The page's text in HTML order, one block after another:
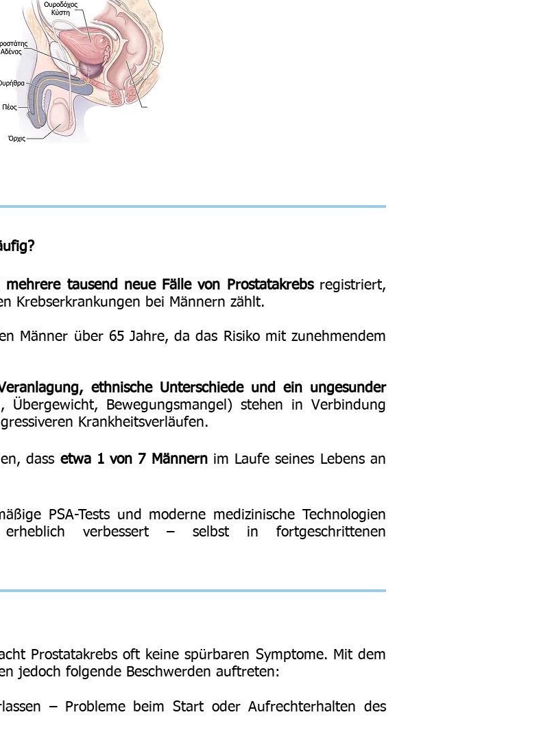
mehrere tausend neue Fälle von Prostatakrebsregistriert,
Krebserkrankungen bei Männern zählt.
Männer über 65 Jahre, da das Risiko mit zunehmendem
ethnische Unterschiede und ein ungesunder
Übergewicht, Bewegungsmangel) stehen in Verbindung
Krankheitsverläufen.
dass etwa 1 von 7 Männernim Laufe seines Lebens an
PSA-Tests und moderne medizinische Technologien
verbessert – selbst in fortgeschrittenen
Prostatakrebs oft keine spürbaren Symptome. Mit dem
jedoch folgende Beschwerden auftreten:
– Probleme beim Start oder Aufrechterhalten des